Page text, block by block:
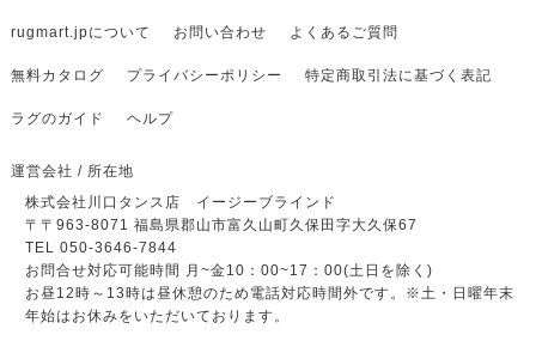
rugmart.jpについて お問い合わせ よくあるご質問
無料カタログ プライバシーポリシー 特定商取引法に基づく表記
ラグのガイド ヘルプ
運営会社 / 所在地
株式会社川口タンス店 イージーブラインド
〒 〒963-8071 福島県郡山市富久山町久保田字大久保67
TEL 050-3646-7844
お問合せ対応可能時間 月~金10：00~17：00(土日を除く)
お昼12時～13時は昼休憩のため電話対応時間外です。 ※土・日曜年末
年始はお休みをいただいております。